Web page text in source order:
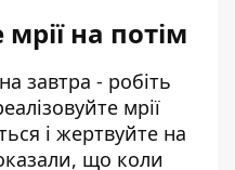
на потім
завтра - робіть
мрії
і жертвуйте на
що коли